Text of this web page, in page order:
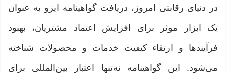
در دنیای رقابتی امروز، دریافت گواهینامه ایزو به عنوان
یک ابزار موثر برای افزایش اعتماد مشتریان، بهبود
فرآیندها و ارتقاء کیفیت خدمات و محصولات شناخته
می‌شود. این گواهینامه نه‌تنها اعتبار بین‌المللی برای